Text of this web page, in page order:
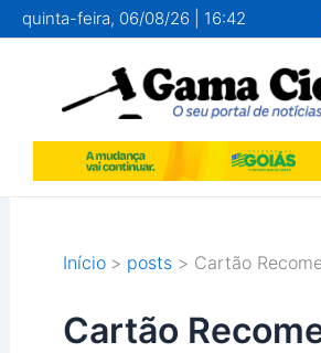
para
conteúdo
quinta-feira, 06/08/26 | 16:42
Início posts Cartão
Cartão